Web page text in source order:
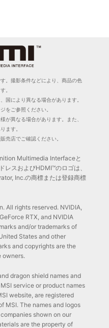
。撮影条件などにより、商品の色
。
国により異なる場合があります。
をご参照ください。
が異なる場合があります。また、
ます。
売店でご確認ください。
Multimedia Interfaceと
レスおよびHDMI™のロゴは、
Inc.の商標または登録商標
All rights reserved. NVIDIA,
RTX, and NVIDIA
and/or trademarks of
States and other
and copyrights are the
owners.
dragon shield names and
service or product names
website, are registered
MSI. The names and logos
shown on our
are the property of